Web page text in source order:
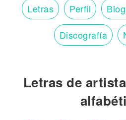
Letras Perfil
Discografía
Letras de